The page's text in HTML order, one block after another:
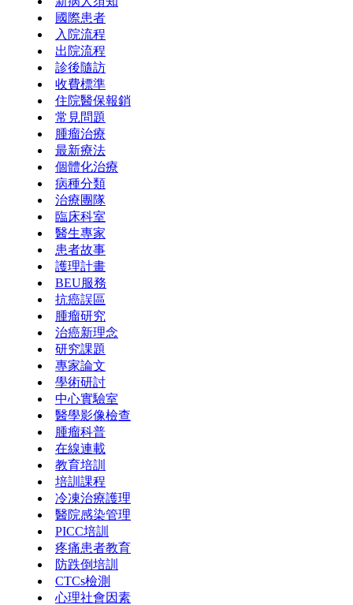
國際患者
入院流程
出院流程
診後隨訪
收費標準
住院醫保報銷
常見問題
腫瘤治療
最新療法
個體化治療
病種分類
治療團隊
臨床科室
醫生專家
患者故事
護理計畫
BEU服務
抗癌誤區
腫瘤研究
治癌新理念
研究課題
專家論文
學術研討
中心實驗室
醫學影像檢查
腫瘤科普
在線連載
教育培訓
培訓課程
冷凍治療護理
醫院感染管理
PICC培訓
疼痛患者教育
防跌倒培訓
CTCs檢測
心理社會因素